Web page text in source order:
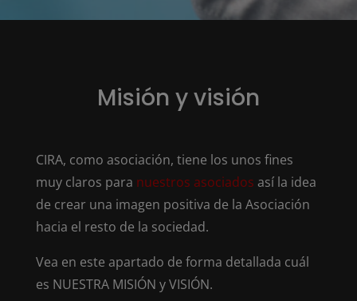
Misión y visión
CIRA, como asociación, tiene los unos fines
muy claros para nuestros asociados así la idea
de crear una imagen positiva de la Asociación
hacia el resto de la sociedad.
Vea en este apartado de forma detallada cuál
es NUESTRA MISIÓN y VISIÓN.